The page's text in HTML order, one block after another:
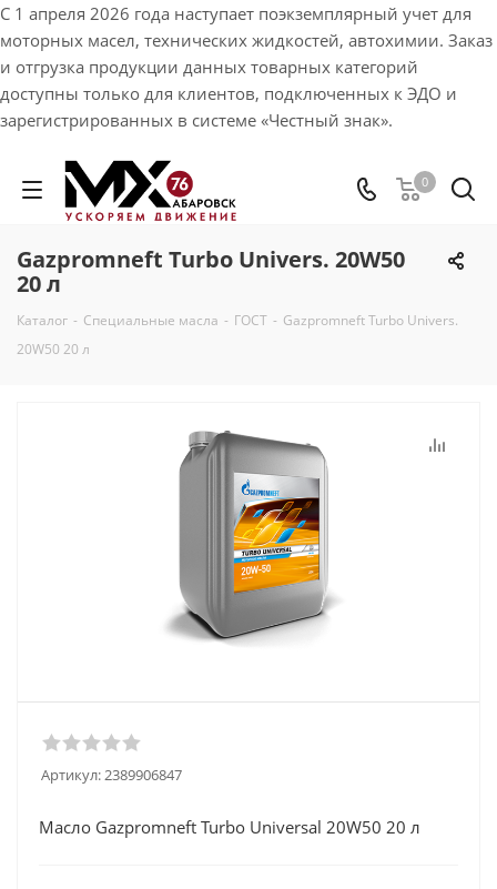
С 1 апреля 2026 года наступает поэкземплярный учет для
моторных масел, технических жидкостей, автохимии. Заказ
и отгрузка продукции данных товарных категорий
доступны только для клиентов, подключенных к ЭДО и
зарегистрированных в системе «Честный знак».
0
Gazpromneft Turbo Univers. 20W50
20 л
Каталог - Специальные масла - ГОСТ - Gazpromneft Turbo Univers.
20W50 20 л
Артикул:2389906847
Масло Gazpromneft Turbo Universal 20W50 20 л